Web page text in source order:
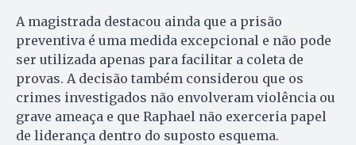
A magistrada destacou ainda que a prisão
preventiva é uma medida excepcional e não pode
ser utilizada apenas para facilitar a coleta de
provas. A decisão também considerou que os
crimes investigados não envolveram violência ou
grave ameaça e que Raphael não exerceria papel
de liderança dentro do suposto esquema.